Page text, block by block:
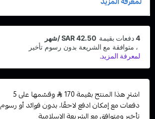
اشترِ هذا المنتج بقيمة 170
وقسّمها على 5
دفعات مع إمكان ادفع لاحقًا، بدون فوائد أو رسوم
تأخير ومتوافق مع الشريعة الإسلامية